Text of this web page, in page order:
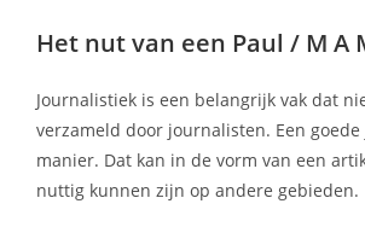
Het nut van een Paul / M A
Journalistiek is een belangrijk vak dat
verzameld door journalisten. Een
manier. Dat kan in de vorm van een
nuttig kunnen zijn op andere gebieden.